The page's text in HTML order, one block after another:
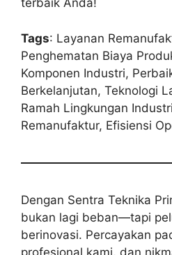
terbaik Anda!
Tags: Layanan
Penghematan Biaya
Komponen Industri,
Berkelanjutan, Teknologi
Ramah Lingkungan
Remanufaktur, Efisiensi
Dengan Sentra Teknika
bukan lagi beban—tapi
berinovasi. Percayakan
profesional kami, dan